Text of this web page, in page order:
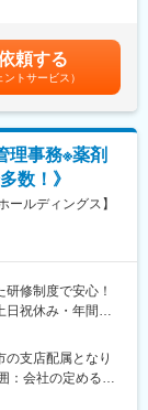
試験検査機器の
づくり・生産技術
積極的な事業展開
も積極的に参入し
績も好調です。ま
回の週休3日を導
が、仕入れ先の
す！実績以外に
すのでご安心くだ
す。その後、顧客
きます。
族手当、役職手
までも目安の金額
す。月給(月額)は固
頼する
ントサービス）
理事務※薬剤
数！》
ルディングス】
研修制度で安心！
祝休み・年間休
体を事務的・学
の支店配属となり
：会社の定める事